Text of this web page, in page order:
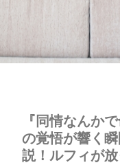
『同情なんか
の覚悟が響く
説！ルフィが放